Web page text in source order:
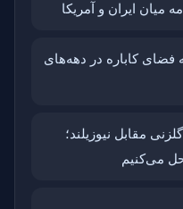
میان ایران و آمریکا
کاباره در دهه‌های
مقابل نیوزیلند؛
می‌کنیم